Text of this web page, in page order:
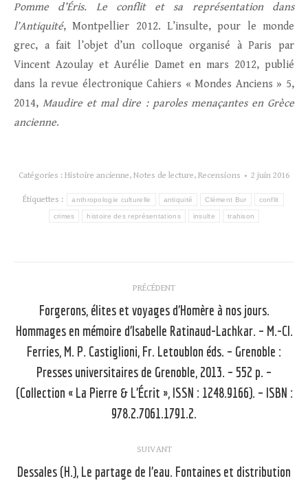
Pomme d’Éris. Le conflit et sa représentation dans
l’Antiquité, Montpellier 2012. L’insulte, pour le monde
grec, a fait l’objet d’un colloque organisé à Paris par
Vincent Azoulay et Aurélie Damet en mars 2012, publié
dans la revue électronique Cahiers « Mondes Anciens » 5,
2014,Maudire et mal dire : paroles menaçantes en Grèce
ancienne.
Catégories : Histoire ancienne, Notes de lecture, Recensions 2 juin 2016
Étiquettes : anthropologie culturelle antiquité Clément Bur conflit
crimes histoire des représentations insulte trahison
article
PRÉCÉDENT
Article
précédent
:
Forgerons, élites et voyages d’Homère à nos jours.
Hommages en mémoire d’Isabelle Ratinaud-Lachkar. – M.-Cl.
Ferries, M. P. Castiglioni, Fr. Letoublon éds. – Grenoble :
Presses universitaires de Grenoble, 2013. – 552 p. –
(Collection « La Pierre & L’Écrit », ISSN : 1248.9166). – ISBN :
978.2.7061.1791.2.
SUIVANT
Dessales (H.), Le partage de l’eau. Fontaines et distribution